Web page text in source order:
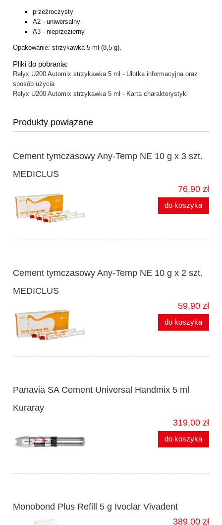
przeźroczysty
A2 - uniwersalny
A3 - nieprzezierny
Opakowanie: strzykawka 5 ml (8,5 g).
Pliki do pobrania:
Relyx U200 Automix strzykawka 5 ml - Ulotka informacyjna oraz
sposób użycia
Relyx U200 Automix strzykawka 5 ml - Karta charakterystyki
Produkty powiązane
Cement tymczasowy Any-Temp NE 10 g x 3 szt.
MEDICLUS
76,90 zł
do koszyka
Cement tymczasowy Any-Temp NE 10 g x 2 szt.
MEDICLUS
59,90 zł
do koszyka
Panavia SA Cement Universal Handmix 5 ml
Kuraray
319,00 zł
do koszyka
Monobond Plus Refill 5 g Ivoclar Vivadent
389,00 zł